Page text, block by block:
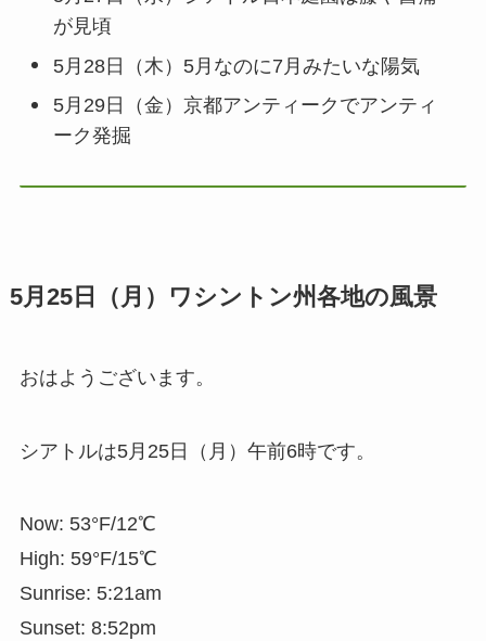
が見頃
5月28日（木）5月なのに7月みたいな陽気
5月29日（金）京都アンティークでアンティ
ーク発掘
5月25日（月）ワシントン州各地の風景
おはようございます。
シアトルは5月25日（月）午前6時です。
Now: 53°F/12℃
High: 59°F/15℃
Sunrise: 5:21am
Sunset: 8:52pm